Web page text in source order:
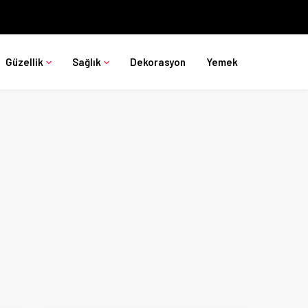
Güzellik Sağlık Dekorasyon Yemek